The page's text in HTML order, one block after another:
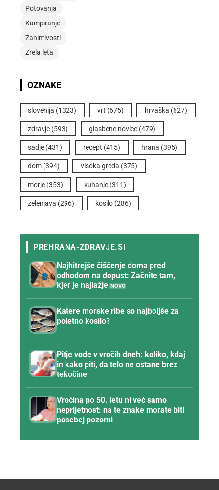
Potovanja
Kampiranje
Zanimivosti
Zrela leta
OZNAKE
slovenija (1323) vrt (675) hrvaška (627)
zdravje (593) glasbene novice (479)
sadje (431) recept (415) hrana (395)
dom (394) visoka greda (375)
morje (353) kuhanje (311)
zelenjava (296) kosilo (286)
Najhitrejše čiščenje doma pred
odhodom na dopust: Začnite tam,
kjer je najlažje
Katere morske ribe so najboljše za
poletno kosilo?
Pitje vode v vročih dneh: koliko, kdaj
in kako piti, da telo ne ostane brez
tekočine
Vročina po 50. letu ni več samo
neprijetnost: na te znake morate biti
posebej pozorni